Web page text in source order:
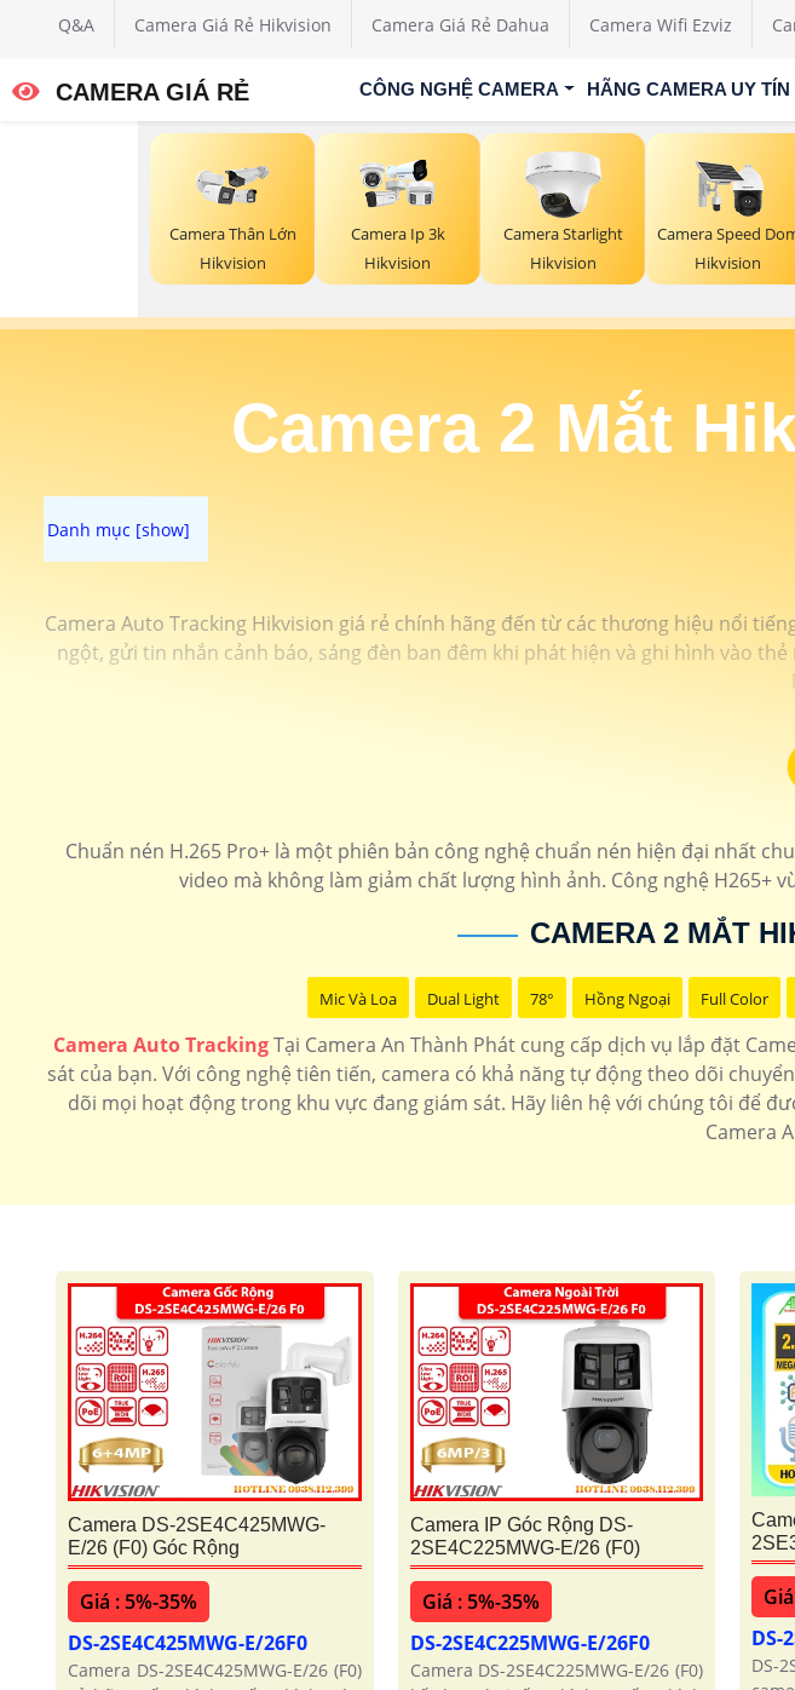
Q&A Camera Giá Rẻ Hikvision Camera Giá Rẻ Dahua Camera Wifi Ezviz
CAMERA GIÁ RẺ CÔNG NGHỆ CAMERA HÃNG CAMERA UY TÍN
Camera Thân Lớn
Hikvision
Camera Ip 3k
Hikvision
Camera Starlight
Hikvision
Camera Speed
Hikvision
Camera 2 Mắt
Camera Auto Tracking Hikvision giá rẻ chính hãng đến từ các thương hiệu nổi
ngột, gửi tin nhắn cảnh báo, sáng đèn ban đêm khi phát hiện và ghi hình vào
Chuẩn nén H.265 Pro+ là một phiên bản công nghệ chuẩn nén hiện đại nhất
video mà không làm giảm chất lượng hình ảnh. Công nghệ
CAMERA 2 MẮT
Mic Và Loa Dual Light 78° Hồng Ngoại Full Color
Camera Auto TrackingTại Camera An Thành Phát cung cấp dịch vụ lắp đặt
sát của bạn. Với công nghệ tiên tiến, camera có khả năng tự động theo dõi
dõi mọi hoạt động trong khu vực đang giám sát. Hãy liên hệ với chúng tôi để
Camera
Camera DS-2SE4C425MWG-
E/26 (F0) Góc Rộng
Giá : 5%-35%
DS-2SE4C425MWG-E/26F0
Camera DS-2SE4C425MWG-E/26 (F0)
Camera IP Góc Rộng DS-
2SE4C225MWG-E/26 (F0)
Giá : 5%-35%
DS-2SE4C225MWG-E/26F0
Camera DS-2SE4C225MWG-E/26 (F0)
DS-
DS-